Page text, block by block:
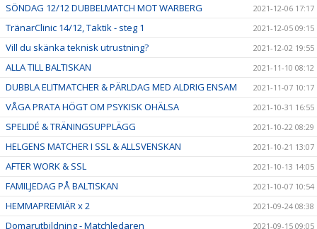
SÖNDAG 12/12 DUBBELMATCH MOT WARBERG 2021-12-06 17:17
TränarClinic 14/12, Taktik - steg 1 2021-12-05 09:15
Vill du skänka teknisk utrustning? 2021-12-02 19:55
ALLA TILL BALTISKAN 2021-11-10 08:12
DUBBLA ELITMATCHER & PÄRLDAG MED ALDRIG ENSAM 2021-11-07 10:17
VÅGA PRATA HÖGT OM PSYKISK OHÄLSA 2021-10-31 16:55
SPELIDÉ & TRÄNINGSUPPLÄGG 2021-10-22 08:29
HELGENS MATCHER I SSL & ALLSVENSKAN 2021-10-21 13:07
AFTER WORK & SSL 2021-10-13 14:05
FAMILJEDAG PÅ BALTISKAN 2021-10-07 10:54
HEMMAPREMIÄR x 2 2021-09-24 08:38
Domarutbildning - Matchledaren 2021-09-15 09:05